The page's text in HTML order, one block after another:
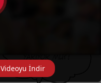
Videoyu İndir